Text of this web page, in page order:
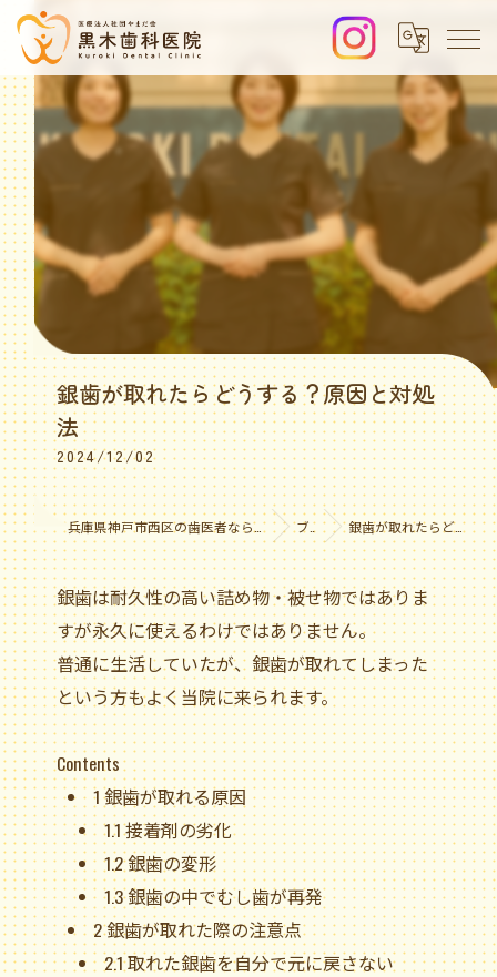
兵庫県神戸市西区の歯医者なら医療法人社団やまだ会 黒木歯科医院 ブログ 銀歯が取れたらどうする？原因と対処法
銀歯が取れたらどうする？原因と対処
法
2024/12/02
銀歯は耐久性の高い詰め物・被せ物ではありま
すが永久に使えるわけではありません。
普通に生活していたが、銀歯が取れてしまった
という方もよく当院に来られます。
Contents
1銀歯が取れる原因
1.1接着剤の劣化
1.2銀歯の変形
1.3銀歯の中でむし歯が再発
2銀歯が取れた際の注意点
2.1取れた銀歯を自分で元に戻さない